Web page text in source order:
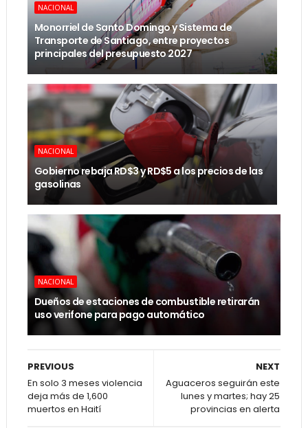
NACIONAL
Monorriel de Santo Domingo y Sistema de
Transporte de Santiago, entre proyectos
principales del presupuesto 2027
NACIONAL
Gobierno rebaja RD$3 y RD$5 a los precios de las
gasolinas
NACIONAL
Dueños de estaciones de combustible retirarán
uso verifone para pago automático
NEXT
Aguaceros seguirán este
lunes y martes; hay 25
provincias en alerta
PREVIOUS
En solo 3 meses violencia
deja más de 1,600
muertos en Haití